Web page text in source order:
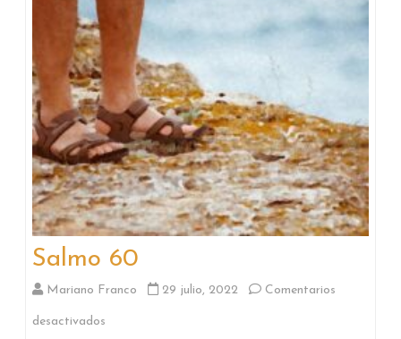
Salmo 60
Mariano Franco 29 julio, 2022 Comentarios
desactivados